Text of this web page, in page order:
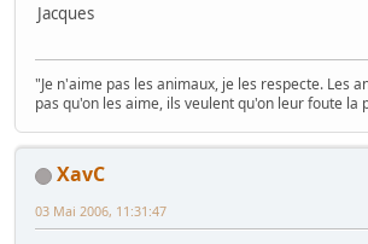
Jacques
"Je n'aime pas les animaux, je les respecte. Les
pas qu'on les aime, ils veulent qu'on leur foute la
XavC
03 Mai 2006, 11:31:47